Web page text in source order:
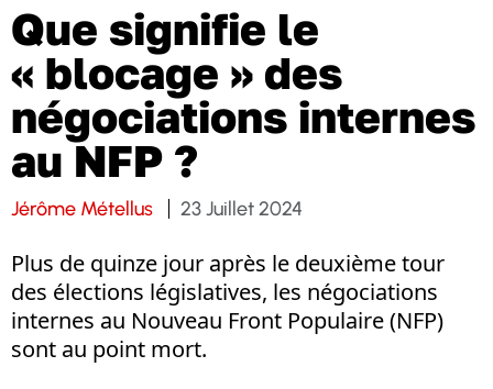
Que signifie le
« blocage » des
négociations internes
au NFP ?
Jérôme Métellus 23 Juillet 2024
Plus de quinze jour après le deuxième tour
des élections législatives, les négociations
internes au Nouveau Front Populaire (NFP)
sont au point mort.